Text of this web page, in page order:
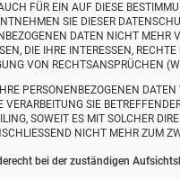
FÜR EIN AUF DIESE
SIE DIESER
DATEN NICHT MEHR
DIE IHRE INTERESSEN,
VON RECHTSANSPRÜCHEN
PERSONENBEZOGENEN
VERARBEITUNG SIE
SOWEIT ES MIT SOLCHER
NICHT MEHR ZUM
bei der zuständigen